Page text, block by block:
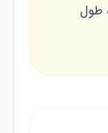
تا ۳۰ دقیقه طول